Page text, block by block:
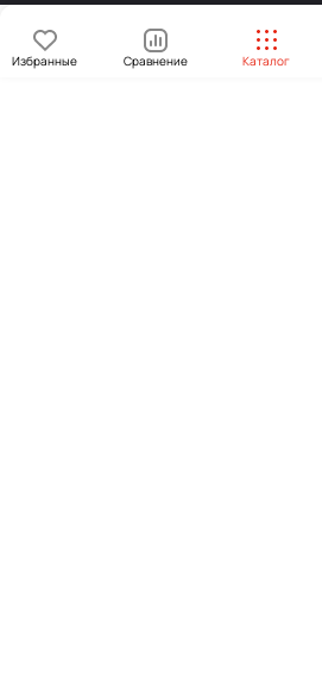
Избранные Сравнение Каталог